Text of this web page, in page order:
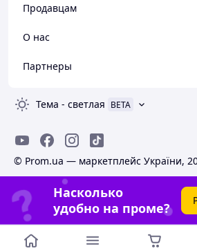
Продавцам
О нас
Партнеры
Тема - светлая BETA
© Prom.ua — маркетплейс України,
Насколько
удобно на проме?